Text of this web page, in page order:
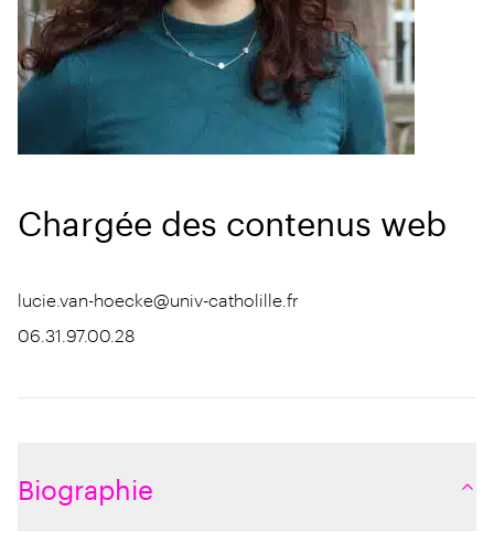
Chargée des contenus web
lucie.van-hoecke@univ-catholille.fr
06.31.97.00.28
Biographie